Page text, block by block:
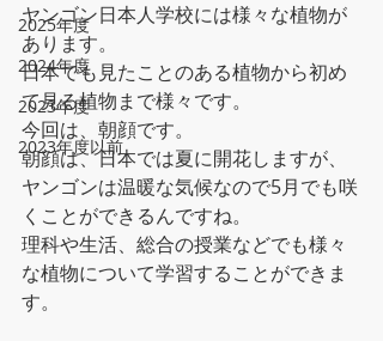
2025年度
2024年度
2023年度
2023年度以前
ヤンゴン日本人学校には様々な植物が
あります。
日本でも見たことのある植物から初め
て見る植物まで様々です。
今回は、朝顔です。
朝顔は、日本では夏に開花しますが、
ヤンゴンは温暖な気候なので5月でも咲
くことができるんですね。
理科や生活、総合の授業などでも様々
な植物について学習することができま
す。